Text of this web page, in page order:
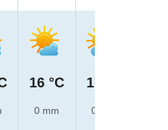
16 °C
0 mm
17 °C
0 mm